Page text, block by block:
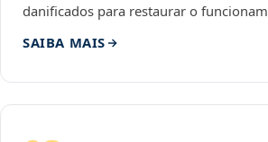
danificados para restaurar o
SAIBA MAIS